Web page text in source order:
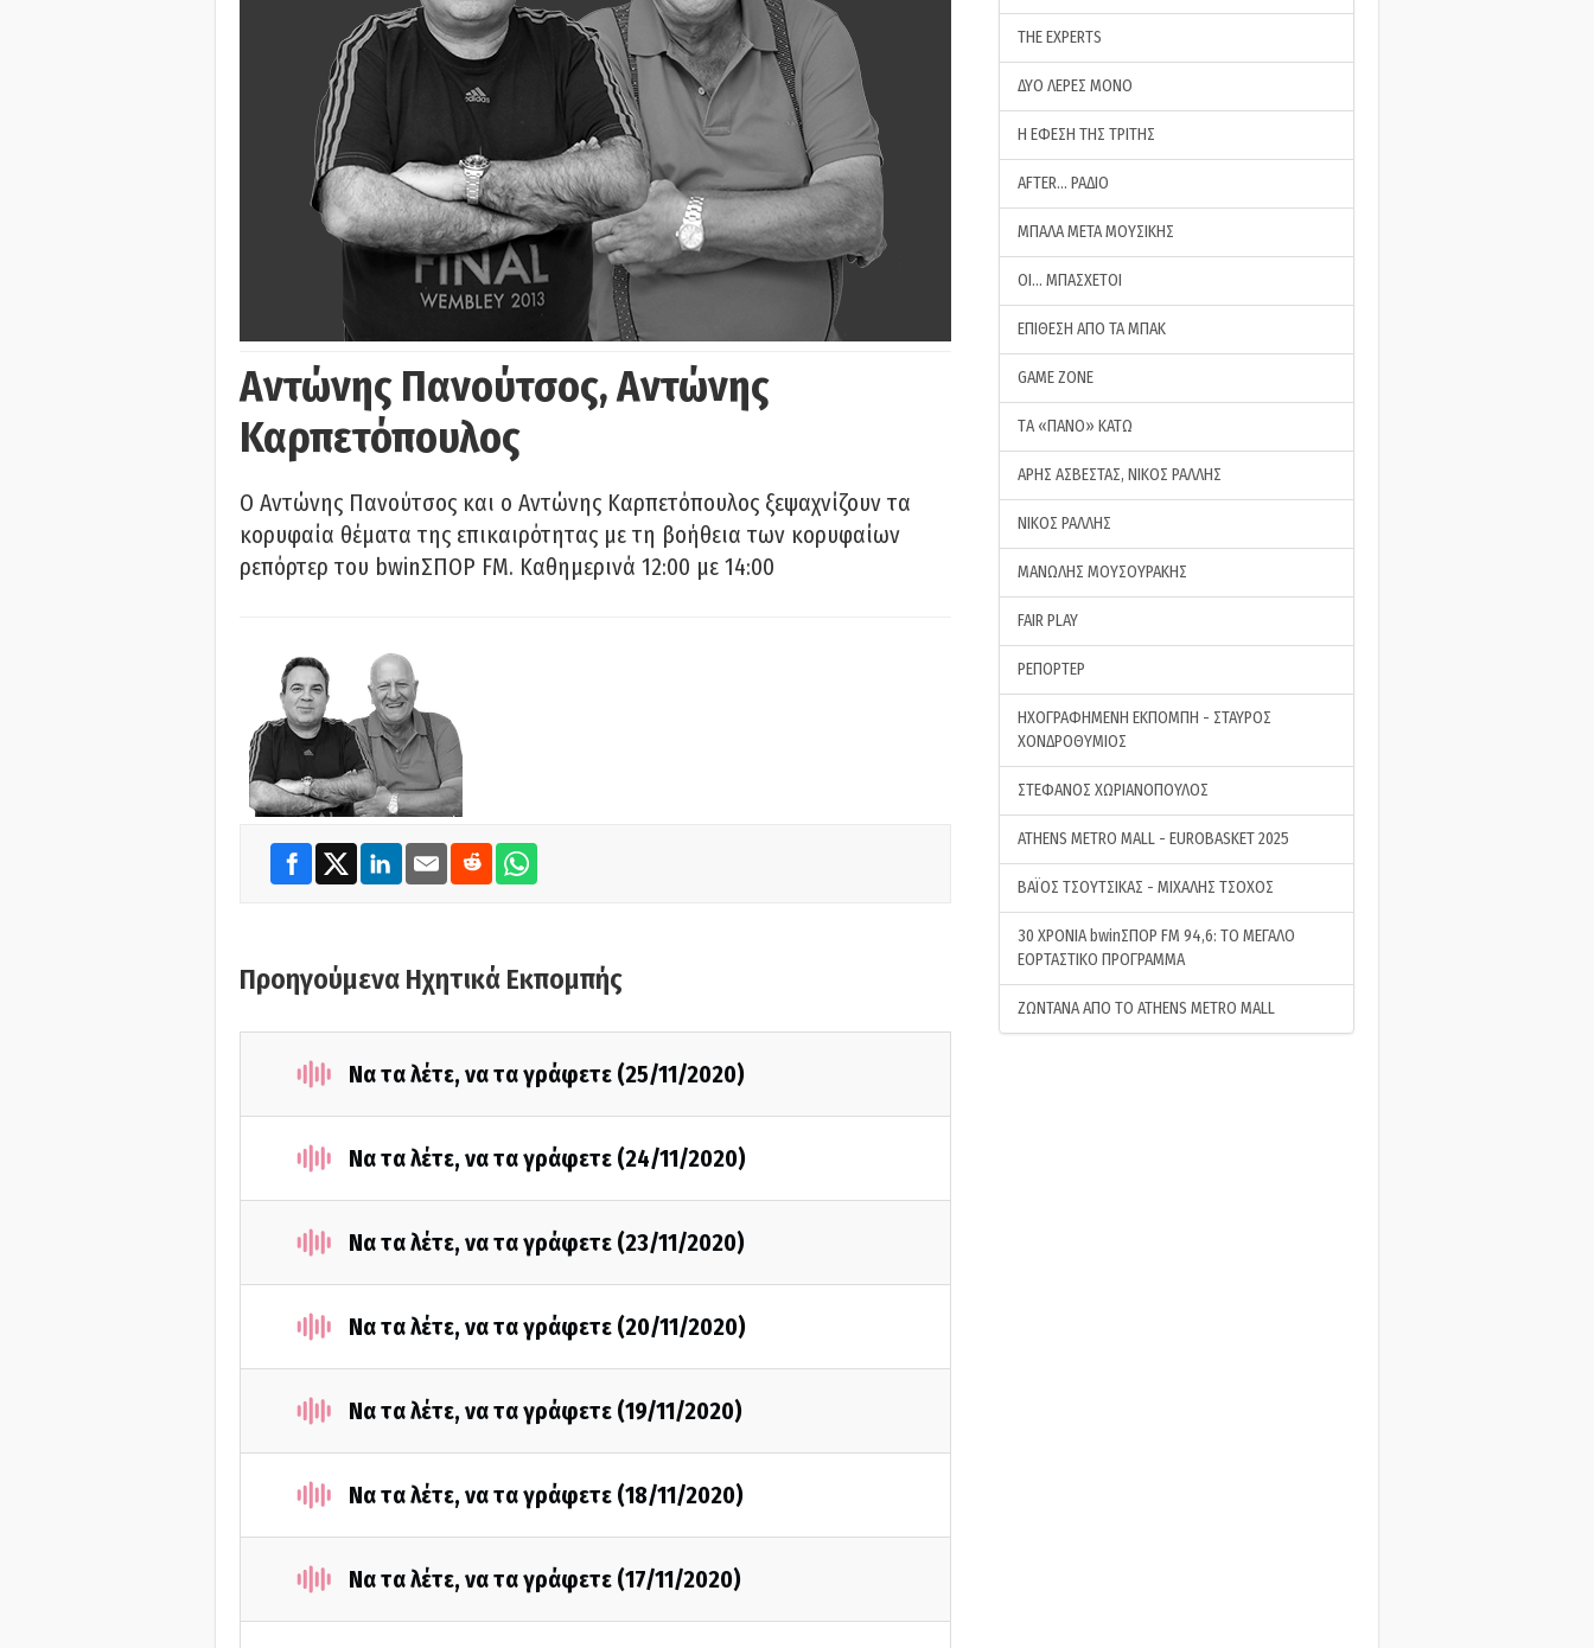
Αντώνης Πανούτσος, Αντώνης
Καρπετόπουλος
Ο Αντώνης Πανούτσος και ο Αντώνης Καρπετόπουλος ξεψαχνίζουν τα
κορυφαία θέματα της επικαιρότητας με τη βοήθεια των κορυφαίων
ρεπόρτερ του bwinΣΠΟΡ FM. Καθημερινά 12:00 με 14:00
Προηγούμενα Ηχητικά Εκπομπής
Να τα λέτε, να τα γράφετε (25/11/2020)
Να τα λέτε, να τα γράφετε (24/11/2020)
Να τα λέτε, να τα γράφετε (23/11/2020)
Να τα λέτε, να τα γράφετε (20/11/2020)
Να τα λέτε, να τα γράφετε (19/11/2020)
Να τα λέτε, να τα γράφετε (18/11/2020)
Να τα λέτε, να τα γράφετε (17/11/2020)
THE EXPERTS
ΔΥΟ ΛΕΡΕΣ ΜΟΝΟ
Η ΕΦΕΣΗ ΤΗΣ ΤΡΙΤΗΣ
AFTER… ΡΑΔΙΟ
ΜΠΑΛΑ ΜΕΤΑ ΜΟΥΣΙΚΗΣ
ΟΙ… ΜΠΑΣΧΕΤΟΙ
ΕΠΙΘΕΣΗ ΑΠΟ ΤΑ ΜΠΑΚ
GAME ZONE
ΤA «ΠΑΝΟ» ΚΑΤΩ
ΑΡΗΣ ΑΣΒΕΣΤΑΣ, ΝΙΚΟΣ ΡΑΛΛΗΣ
ΝΙΚΟΣ ΡΑΛΛΗΣ
ΜΑΝΩΛΗΣ ΜΟΥΣΟΥΡΑΚΗΣ
FAIR PLAY
ΡΕΠΟΡΤΕΡ
ΗΧΟΓΡΑΦΗΜΕΝΗ ΕΚΠΟΜΠΗ - ΣΤΑΥΡΟΣ
ΧΟΝΔΡΟΘΥΜΙΟΣ
ΣΤΕΦΑΝΟΣ ΧΩΡΙΑΝΟΠΟΥΛΟΣ
ATHENS METRO MALL - EUROBASKET 2025
ΒΑΪΟΣ ΤΣΟΥΤΣΙΚΑΣ - ΜΙΧΑΛΗΣ ΤΣΟΧΟΣ
30 ΧΡΟΝΙΑ bwinΣΠΟΡ FM 94,6: ΤΟ ΜΕΓΑΛΟ
ΕΟΡΤΑΣΤΙΚΟ ΠΡΟΓΡΑΜΜΑ
ΖΩΝΤΑΝΑ ΑΠΟ ΤΟ ATHENS METRO MALL